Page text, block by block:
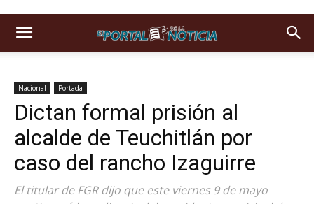
Nacional Portada
Dictan formal prisión al
alcalde de Teuchitlán por
caso del rancho Izaguirre
El titular de FGR dijo que este viernes 9 de mayo